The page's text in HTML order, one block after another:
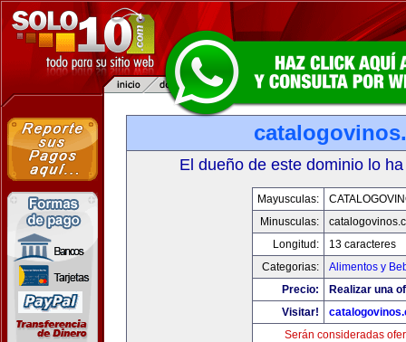
El dueño de este dominio lo
Mayusculas:
Minusculas:
Longitud:
13 caracteres
Categorias:
Alimentos y
Precio:
Realizar una
Visitar!
Serán consideradas